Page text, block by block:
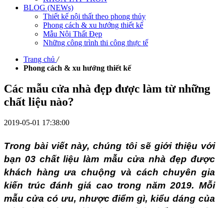
BLOG (NEWs)
Thiết kế nội thất theo phong thủy
Phong cách & xu hướng thiết kế
Mẫu Nội Thất Đẹp
Những công trình thi công thực tế
Trang chủ /
Phong cách & xu hướng thiết kế
Các mẫu cửa nhà đẹp được làm từ những
chất liệu nào?
2019-05-01 17:38:00
Trong bài viết này, chúng tôi sẽ giới thiệu với
bạn 03 chất liệu làm mẫu cửa nhà đẹp được
khách hàng ưa chuộng và cách chuyên gia
kiến trúc đánh giá cao trong năm 2019. Mỗi
mẫu cửa có ưu, nhược điểm gì, kiểu dáng của